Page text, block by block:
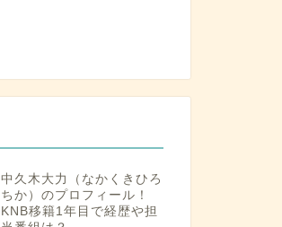
中久木大力（なかくきひろ
ちか）のプロフィール！
KNB移籍1年目で経歴や担